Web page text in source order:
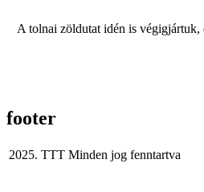
A tolnai zöldutat idén is
footer
2025. TTT Minden jog fenntartva